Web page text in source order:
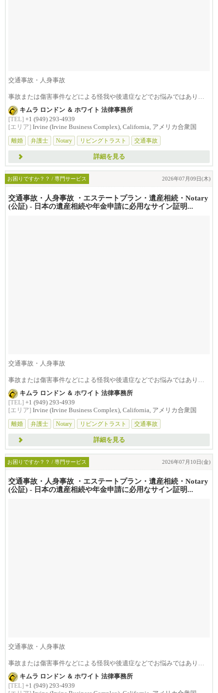
交通事故・人身事故
事故または傷害事件などによる怪我や後遺症などでお悩みではありま
せんか？損害賠償は治療費...
キムラ ロンドン ＆ ホワイト 法律事務所
[TEL] +1 (949) 293-4939
[エリア] Irvine (Irvine Business Complex), California, アメリカ合衆国
離婚
弁護士 Notary リビングトラスト 交通事故
詳細を見る
お困りですか？？ / 専門サービス 2026年07月09日(木)
交通事故・人身事故 ・エステートプラン・遺産相続・Notary
(公証) - 日本の遺産相続や年金申請に必用なサイン証明...
交通事故・人身事故
事故または傷害事件などによる怪我や後遺症などでお悩みではありま
せんか？損害賠償は治療費...
キムラ ロンドン ＆ ホワイト 法律事務所
[TEL] +1 (949) 293-4939
[エリア] Irvine (Irvine Business Complex), California, アメリカ合衆国
離婚
弁護士 Notary リビングトラスト 交通事故
詳細を見る
お困りですか？？ / 専門サービス 2026年07月10日(金)
交通事故・人身事故 ・エステートプラン・遺産相続・Notary
(公証) - 日本の遺産相続や年金申請に必用なサイン証明...
交通事故・人身事故
事故または傷害事件などによる怪我や後遺症などでお悩みではありま
せんか？損害賠償は治療費...
キムラ ロンドン ＆ ホワイト 法律事務所
[TEL] +1 (949) 293-4939